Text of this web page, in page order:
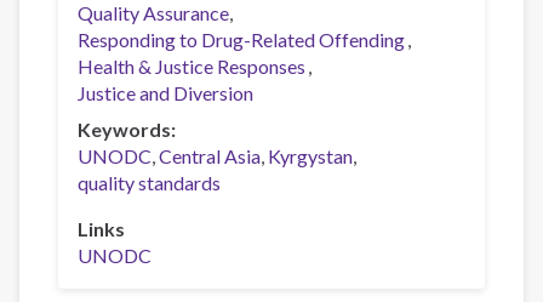
Quality Assurance
Responding to Drug-Related Offending
Health & Justice Responses
Justice and Diversion
Keywords
UNODC Central Asia Kyrgystan
quality standards
Links
UNODC